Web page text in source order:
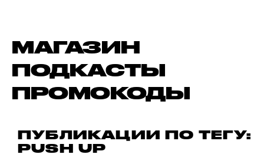
МАГАЗИН
ПОДКАСТЫ
ПРОМОКОДЫ
ПУБЛИКАЦИИ ПО ТЕГУ:
PUSH UP